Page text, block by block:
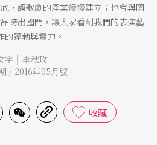
，讓歌劇的產業慢慢建立；也會與國
跨出國門，讓大家看到我們的表演藝
的蓬勃與實力。
字 | 李秋玫
/ 2016年05月號
收藏